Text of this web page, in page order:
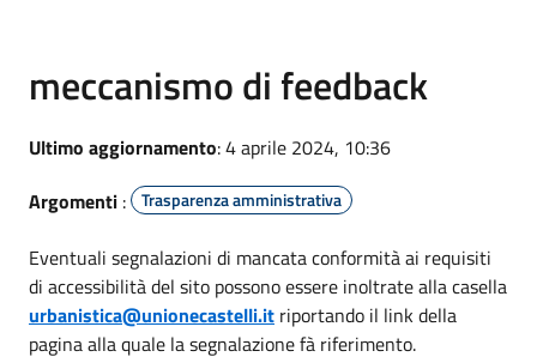
meccanismo di feedback
Ultimo aggiornamento: 4 aprile 2024, 10:36
Argomenti : Trasparenza amministrativa
Eventuali segnalazioni di mancata conformità ai requisiti
di accessibilità del sito possono essere inoltrate alla casella
urbanistica@unionecastelli.it riportando il link della
pagina alla quale la segnalazione fà riferimento.